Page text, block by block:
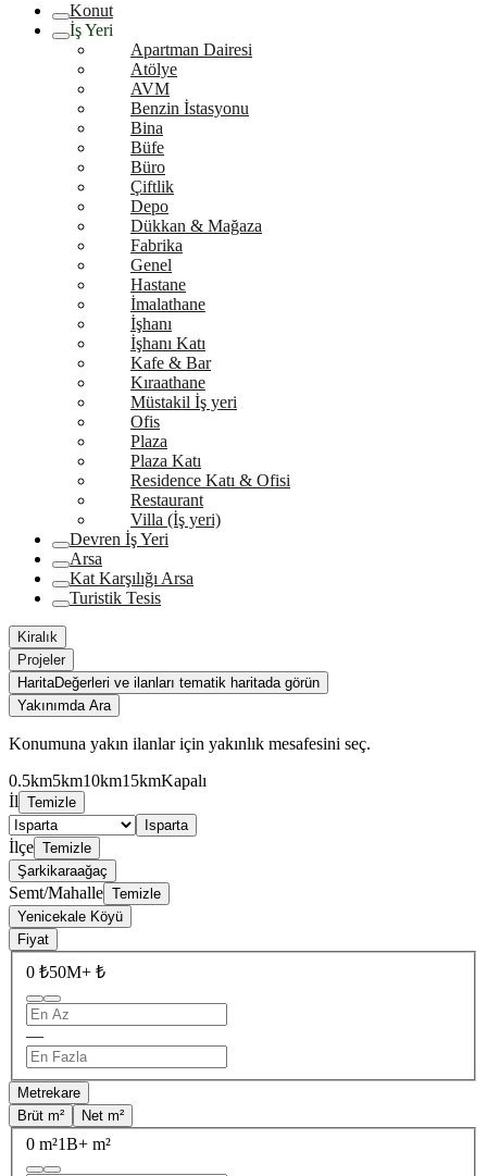
Konut
İş Yeri
Apartman Dairesi
Atölye
AVM
Benzin İstasyonu
Bina
Büfe
Büro
Çiftlik
Depo
Dükkan & Mağaza
Fabrika
Genel
Hastane
İmalathane
İşhanı
İşhanı Katı
Kafe & Bar
Kıraathane
Müstakil İş yeri
Ofis
Plaza
Plaza Katı
Residence Katı & Ofisi
Restaurant
Villa (İş yeri)
Devren İş Yeri
Arsa
Kat Karşılığı Arsa
Turistik Tesis
Kiralık
Projeler
HaritaDeğerleri ve ilanları tematik haritada görün
Yakınımda Ara
Konumuna yakın ilanlar için yakınlık mesafesini seç.
0.5km5km10km15kmKapalı
İl Temizle
Isparta
İlçe Temizle
Şarkikaraağaç
Semt/Mahalle Temizle
Yenicekale Köyü
Fiyat
0 ₺50M+ ₺
—
Metrekare
Brüt m²
Net m²
0 m²1B+ m²